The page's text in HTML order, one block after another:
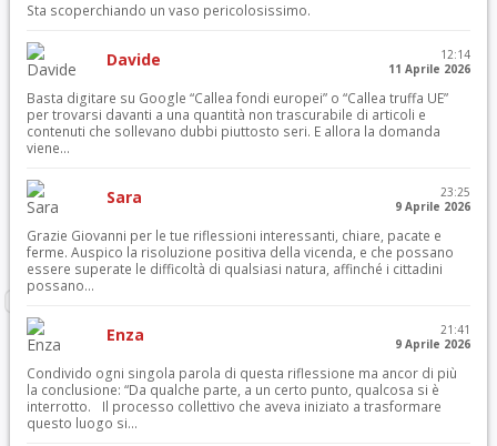
Sta scoperchiando un vaso pericolosissimo.
Davide
12:14
11 Aprile 2026
Basta digitare su Google “Callea fondi europei” o “Callea truffa UE”
per trovarsi davanti a una quantità non trascurabile di articoli e
contenuti che sollevano dubbi piuttosto seri. E allora la domanda
viene...
Sara
23:25
9 Aprile 2026
Grazie Giovanni per le tue riflessioni interessanti, chiare, pacate e
ferme. Auspico la risoluzione positiva della vicenda, e che possano
essere superate le difficoltà di qualsiasi natura, affinché i cittadini
possano...
Enza
21:41
9 Aprile 2026
Condivido ogni singola parola di questa riflessione ma ancor di più
la conclusione: “Da qualche parte, a un certo punto, qualcosa si è
interrotto. Il processo collettivo che aveva iniziato a trasformare
questo luogo si...